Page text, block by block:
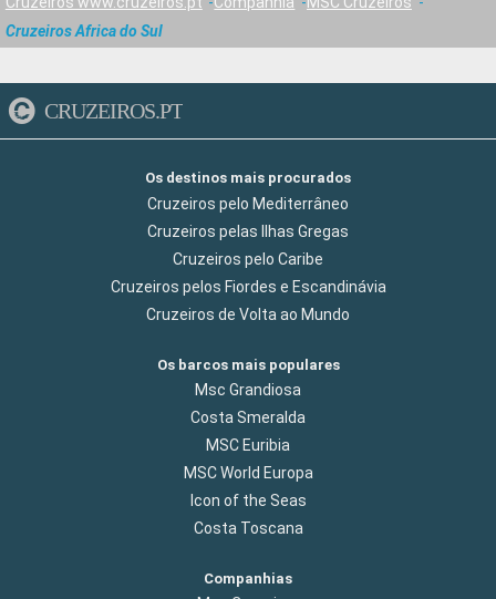
Cruzeiros Africa do Sul
CRUZEIROS.PT
Os destinos mais procurados
Cruzeiros pelo Mediterrâneo
Cruzeiros pelas Ilhas Gregas
Cruzeiros pelo Caribe
Cruzeiros pelos Fiordes e Escandinávia
Cruzeiros de Volta ao Mundo
Os barcos mais populares
Msc Grandiosa
Costa Smeralda
MSC Euribia
MSC World Europa
Icon of the Seas
Costa Toscana
Companhias